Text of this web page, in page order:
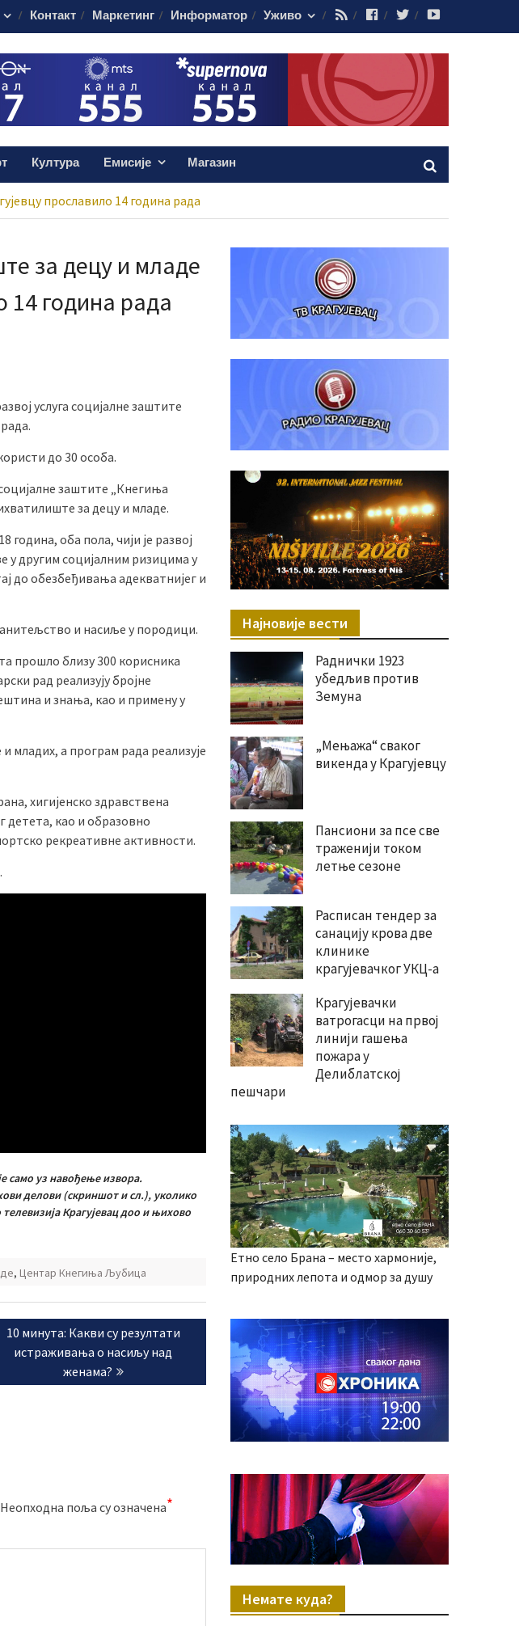
Контакт Маркетинг Информатор Уживо RSS FacebookTwitter
Култура Емисије Магазин
прославило 14 година рада
за децу и младе
14 година рада
услуга социјалне заштите
до 30 особа.
заштите „Кнегиња
за децу и младе.
оба пола, чији је развој
у другим социјалним ризицима у
до обезбеђивања адекватнијег и
и насиље у породици.
прошло близу 300 корисника
рад реализују бројне
и знања, као и примену у
младих, а програм рада реализује
хигијенско здравствена
детета, као и образовно
рекреативне активности.
само уз навођење извора.
делови (скриншот и сл.), уколико
Крагујевац доо и њихово
, Центар Кнегиња Љубица
Next
post:
10 минута: Какви су резултати
истраживања о насиљу над
женама?
Неопходна поља су означена*
Најновије вести
Раднички 1923
убедљив против
Земуна
„Мењажа“ сваког
викенда у Крагујевцу
Пансиони за псе све
траженији током
летње сезоне
Расписан тендер за
санацију крова две
клинике
крагујевачког УКЦ-а
Крагујевачки
ватрогасци на првој
линији гашења
пожара у
Делиблатској
пешчари
Етно село Брана – место хармоније,
природних лепота и одмор за душу
Немате куда?